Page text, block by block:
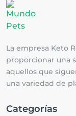
La empresa Keto
proporcionar una
aquellos que
una variedad de
Categorías